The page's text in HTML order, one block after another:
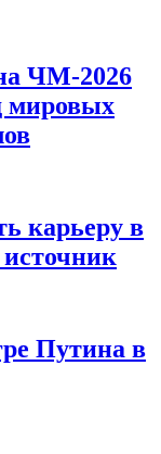
ЧМ-2026
мировых
карьеру в
Путина в